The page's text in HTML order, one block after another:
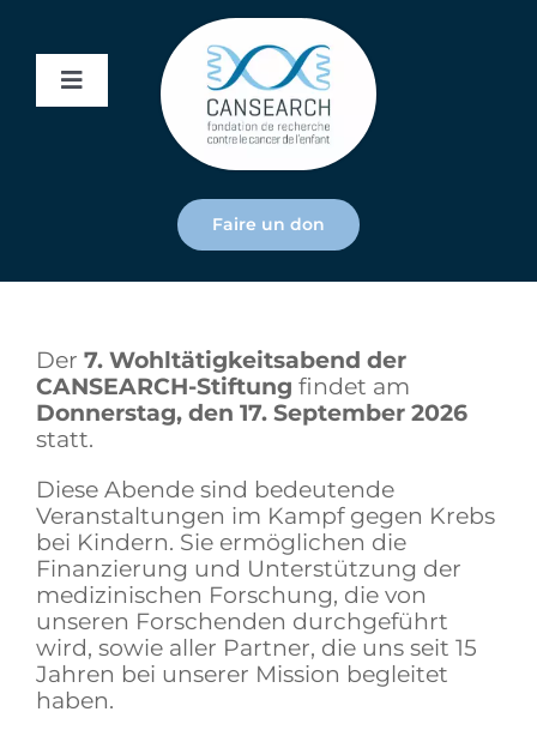
content
Toggle
Navigation
Faire un don
Der 7. Wohltätigkeitsabend der
CANSEARCH-Stiftung findet am
Donnerstag, den 17. September 2026
statt.
Diese Abende sind bedeutende
Veranstaltungen im Kampf gegen Krebs
bei Kindern. Sie ermöglichen die
Finanzierung und Unterstützung der
medizinischen Forschung, die von
unseren Forschenden durchgeführt
wird, sowie aller Partner, die uns seit 15
Jahren bei unserer Mission begleitet
haben.